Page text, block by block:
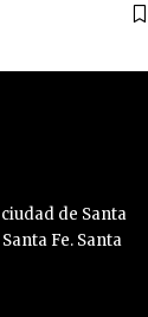
de Santa
Fe. Santa